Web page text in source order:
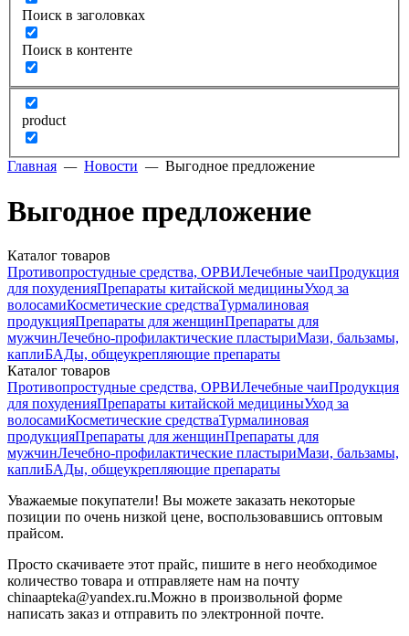
Поиск в заголовках
Поиск в контенте
product
Главная — Новости — Выгодное предложение
Выгодное предложение
Каталог товаров
Противопростудные средства, ОРВИЛечебные чаиПродукция
для похуденияПрепараты китайской медициныУход за
волосамиКосметические средстваТурмалиновая
продукцияПрепараты для женщинПрепараты для
мужчинЛечебно-профилактические пластыриМази, бальзамы,
каплиБАДы, общеукрепляющие препараты
Каталог товаров
Противопростудные средства, ОРВИЛечебные чаиПродукция
для похуденияПрепараты китайской медициныУход за
волосамиКосметические средстваТурмалиновая
продукцияПрепараты для женщинПрепараты для
мужчинЛечебно-профилактические пластыриМази, бальзамы,
каплиБАДы, общеукрепляющие препараты
Уважаемые покупатели! Вы можете заказать некоторые
позиции по очень низкой цене, воспользовавшись оптовым
прайсом.
Просто скачиваете этот прайс, пишите в него необходимое
количество товара и отправляете нам на почту
chinaapteka@yandex.ru.Можно в произвольной форме
написать заказ и отправить по электронной почте.